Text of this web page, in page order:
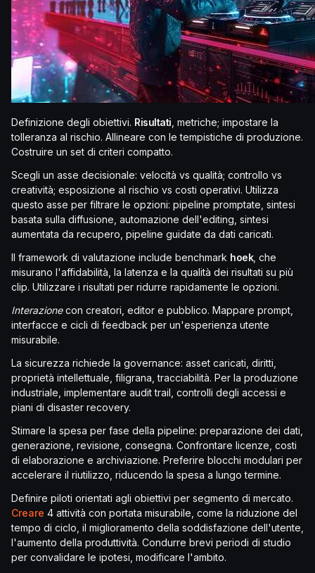
Definizione degli obiettivi. Risultati , metriche; impostare la
tolleranza al rischio. Allineare con le tempistiche di produzione.
Costruire un set di criteri compatto.
Scegli un asse decisionale: velocità vs qualità; controllo vs
creatività; esposizione al rischio vs costi operativi. Utilizza
questo asse per filtrare le opzioni: pipeline promptate, sintesi
basata sulla diffusione, automazione dell'editing, sintesi
aumentata da recupero, pipeline guidate da dati caricati.
Il framework di valutazione include benchmark hoek, che
misurano l'affidabilità, la latenza e la qualità dei risultati su più
clip. Utilizzare i risultati per ridurre rapidamente le opzioni.
Interazionecon creatori, editor e pubblico. Mappare prompt,
interfacce e cicli di feedback per un'esperienza utente
misurabile.
La sicurezza richiede la governance: asset caricati, diritti,
proprietà intellettuale, filigrana, tracciabilità. Per la produzione
industriale, implementare audit trail, controlli degli accessi e
piani di disaster recovery.
Stimare la spesa per fase della pipeline: preparazione dei dati,
generazione, revisione, consegna. Confrontare licenze, costi
di elaborazione e archiviazione. Preferire blocchi modulari per
accelerare il riutilizzo, riducendo la spesa a lungo termine.
Definire piloti orientati agli obiettivi per segmento di mercato.
Creare 4 attività con portata misurabile, come la riduzione del
tempo di ciclo, il miglioramento della soddisfazione dell'utente,
l'aumento della produttività. Condurre brevi periodi di studio
per convalidare le ipotesi, modificare l'ambito.